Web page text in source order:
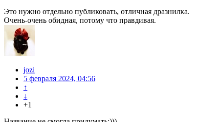
Это нужно отдельно публиковать, отличная дразнилка.
Очень-очень обидная, потому что правдивая.
jozi
5 февраля 2024, 04:56
↑
↓
+1